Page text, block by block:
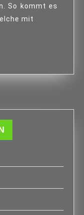
So kommt es
mit